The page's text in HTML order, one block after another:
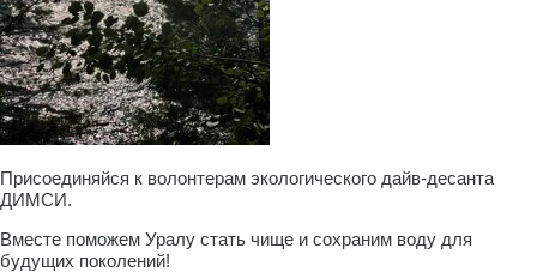
Присоединяйся к волонтерам экологического дайв-десанта
ДИМСИ.
Вместе поможем Уралу стать чище и сохраним воду для
будущих поколений!